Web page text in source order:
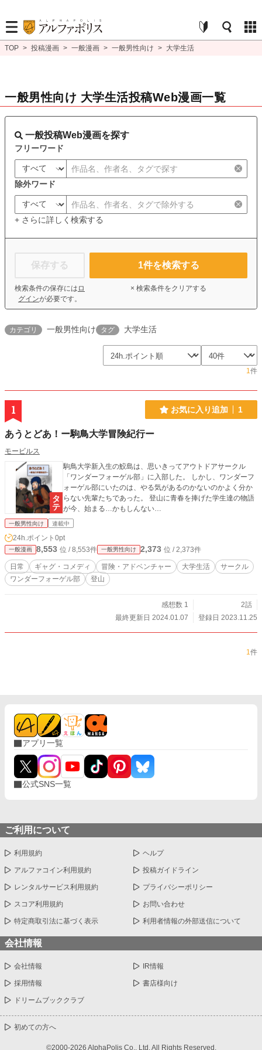
TOP > 投稿漫画 > 一般漫画 > 一般男性向け > 大学生活
一般男性向け 大学生活投稿Web漫画一覧
一般投稿Web漫画を探す
フリーワード
除外ワード
+ さらに詳しく検索する
保存する
検索条件の保存には ロ
グインが必要です。
1件を検索する
× 検索条件をクリアする
カテゴリ 一般男性向け タグ 大学生活
1件
1 お気に入り追加 1
あうとどあ！ー駒鳥大学冒険紀行ー
モービルス
駒鳥大学新入生の鮫島は、思いきってアウトドアサークル
「ワンダーフォーゲル部」に入部した。 しかし、ワンダーフ
ォーゲル部にいたのは、やる気があるのかないのかよく分か
らない先輩たちであった。 登山に青春を捧げた学生達の物語
が今、始まる…かもしんない…
一般男性向け 連載中
24h.ポイント 0pt
一般漫画 8,553 位 / 8,553件 一般男性向け 2,373 位 / 2,373件
日常 ギャグ・コメディ 冒険・アドベンチャー 大学生活
サークル
ワンダーフォーゲル部
登山
感想数 1
2話
最終更新日 2024.01.07
登録日 2023.11.25
1件
アプリ一覧
公式SNS一覧
ご利用について
利用規約 ヘルプ
アルファコイン利用規約 投稿ガイドライン
レンタルサービス利用規約 プライバシーポリシー
スコア利用規約 お問い合わせ
特定商取引法に基づく表示 利用者情報の外部送信について
会社情報
会社情報 IR情報
採用情報 書店様向け
ドリームブッククラブ
初めての方へ
©2000-2026 AlphaPolis Co., Ltd. All Rights Reserved.